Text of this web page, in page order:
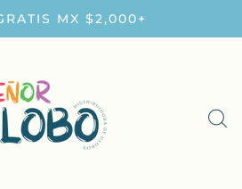
MX $2,000+